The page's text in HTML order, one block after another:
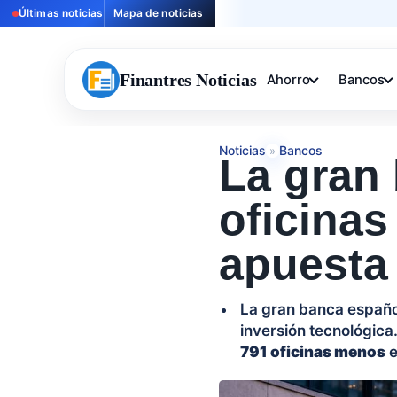
Últimas noticias Mapa de noticias
Finantres Noticias Ahorro Bancos
Noticias » Bancos
La gran
oficinas
La gran banca
inversión
791 oficinas menos